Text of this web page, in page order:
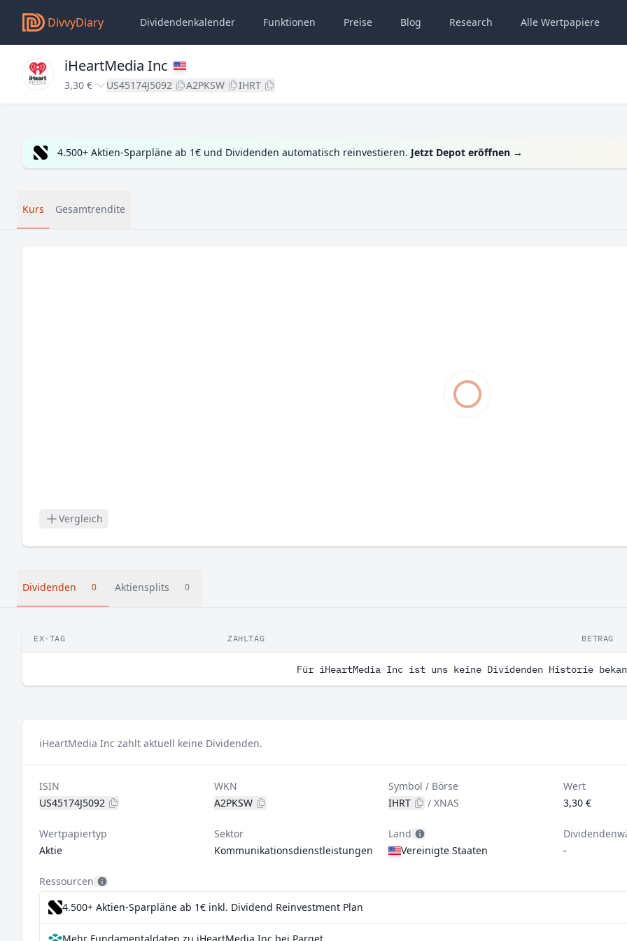
DivvyDiary Dividendenkalender Funktionen Preise Blog Research Alle Wertpapiere
iHeartMedia Inc
3,30 € US45174J5092 A2PKSW IHRT
4.500+ Aktien-Sparpläne ab 1€ und Dividenden automatisch reinvestieren. Jetzt Depot eröffnen →
Kurs Gesamtrendite
Vergleich
Dividenden 0 Aktiensplits 0
EX-TAG ZAHLTAG BETRAG
Für iHeartMedia Inc ist uns keine Dividenden Historie
iHeartMedia Inc zahlt aktuell keine Dividenden.
ISIN
US45174J5092
WKN
A2PKSW
Symbol / Börse
IHRT
/XNAS
Wert
3,30 €
Wertpapiertyp
Aktie
Sektor
Kommunikationsdienstleistungen
Land
Vereinigte Staaten
-
Ressourcen
4.500+ Aktien-Sparpläne ab 1€ inkl. Dividend Reinvestment Plan